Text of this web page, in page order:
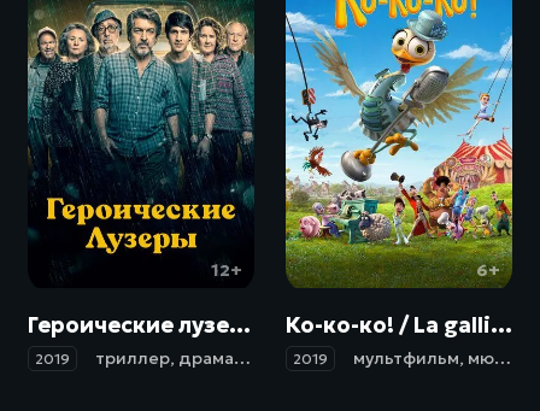
12+
Героические лузеры / La odisea de los giles (2019)
2019 триллер, драма,комедия, криминал,приключения
6+
Ко-ко-ко! / La gallina Turuleca (2019)
2019 мультфильм, мюзикл